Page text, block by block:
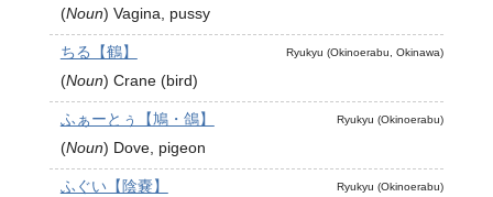
(Noun) Vagina, pussy
Ryukyu (Okinoerabu, Okinawa)
ちる【鶴】
(Noun) Crane (bird)
Ryukyu (Okinoerabu)
ふぁーとぅ【鳩・鴿】
(Noun) Dove, pigeon
Ryukyu (Okinoerabu)
ふぐい【陰嚢】